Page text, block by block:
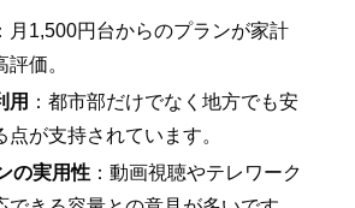
：月1,500円台からのプランが家計
価。
用 ：都市部だけでなく地方でも安
点が支持されています。
の実用性 ：動画視聴やテレワーク